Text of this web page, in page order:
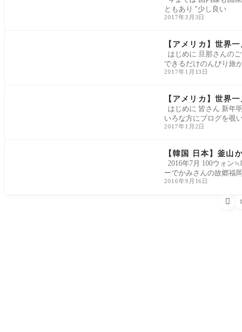
ともあり "少し良い
2017年3月3日
【アメリカ】世界
はじめに 旦那さんの
できるだけのんびり旅
2017年1月13日
【アメリカ】世界
はじめに 皆さん 新年
いろな方にブログを覗
2017年1月2日
【韓国 日本】釜山
2016年7月 100ウォン
ーでかみさんの故郷福
2016年9月16日
 1